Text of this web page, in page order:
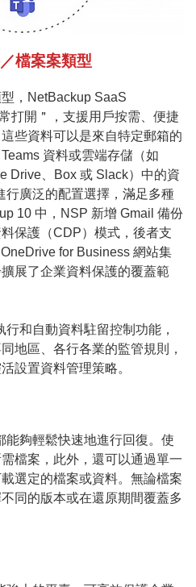
檔案案類型
，NetBackup SaaS
打開＂，支援用戶按需、便捷
些資料可以是來自特定郵箱的
資料或雲端存儲（如
Drive、Box 或 Slack）中的資
行廣泛的配置選擇，滿足多種
10 中，NSP 新增 Gmail 備份
保護（CDP）模式，後者支
for Business 網站集
展了企業資料保護的覆蓋範
和自動資料駐留控制功能，
地區、各行各業的監管規則，
設置資料管理策略。
夠輕鬆快速地進行回復。使
檔案，此外，還可以通過單一
選定的檔案或資料。無論檔案
同的版本或在還原期間覆蓋多